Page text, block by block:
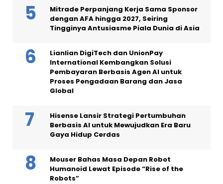
Mitrade Perpanjang Kerja Sama Sponsor
dengan AFA hingga 2027, Seiring
Tingginya Antusiasme Piala Dunia di Asia
Lianlian DigiTech dan UnionPay
International Kembangkan Solusi
Pembayaran Berbasis Agen AI untuk
Proses Pengadaan Barang dan Jasa
Global
Hisense Lansir Strategi Pertumbuhan
Berbasis AI untuk Mewujudkan Era Baru
Gaya Hidup Cerdas
Mouser Bahas Masa Depan Robot
Humanoid Lewat Episode “Rise of the
Robots”